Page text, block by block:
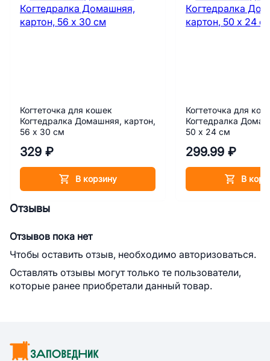
Когтеточка для кошек
Когтедралка Домашняя, картон,
56 х 30 см
329 ₽
В корзину
Когтеточка для
Когтедралка
50 х 24 см
299.99 ₽
В
Отзывы
Отзывов пока нет
Чтобы оставить отзыв, необходимо авторизоваться.
Оставлять отзывы могут только те пользователи,
которые ранее приобретали данный товар.